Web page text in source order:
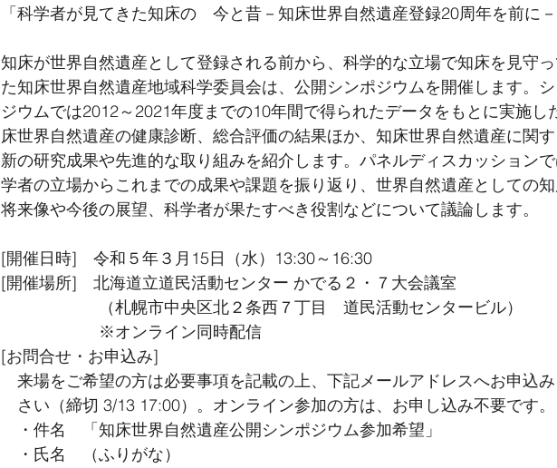
「科学者が見てきた知床の　今と昔－知床世界自然遺産登録20周年を前に
知床が世界自然遺産として登録される前から、科学的な立場で知床を見守
た知床世界自然遺産地域科学委員会は、公開シンポジウムを開催します。
ジウムでは2012～2021年度までの10年間で得られたデータをもとに実施し
床世界自然遺産の健康診断、総合評価の結果ほか、知床世界自然遺産に関
新の研究成果や先進的な取り組みを紹介します。パネルディスカッション
学者の立場からこれまでの成果や課題を振り返り、世界自然遺産としての
将来像や今後の展望、科学者が果たすべき役割などについて議論します。
[開催日時]　令和５年３月15日（水）13:30～16:30
[開催場所]　北海道立道民活動センター かでる２・７大会議室
（札幌市中央区北２条西７丁目　道民活動センタービル）
※オンライン同時配信
[お問合せ・お申込み]
来場をご希望の方は必要事項を記載の上、下記メールアドレスへお申込
さい（締切 3/13 17:00）。オンライン参加の方は、お申し込み不要です。
・件名　「知床世界自然遺産公開シンポジウム参加希望」
・氏名　（ふりがな）